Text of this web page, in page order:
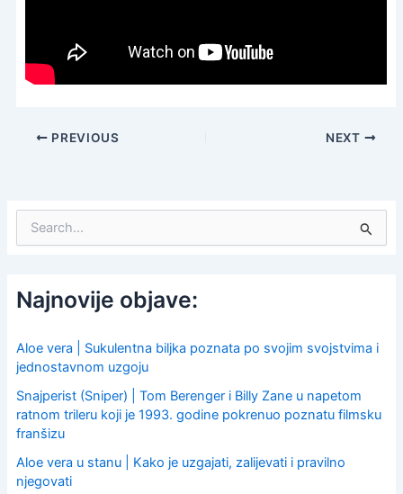
PREVIOUS NEXT
c
h
o
r
:
Najnovije objave:
Aloe vera | Sukulentna biljka poznata po svojim svojstvima i
jednostavnom uzgoju
Snajperist (Sniper) | Tom Berenger i Billy Zane u napetom
ratnom trileru koji je 1993. godine pokrenuo poznatu filmsku
franšizu
Aloe vera u stanu | Kako je uzgajati, zalijevati i pravilno
njegovati